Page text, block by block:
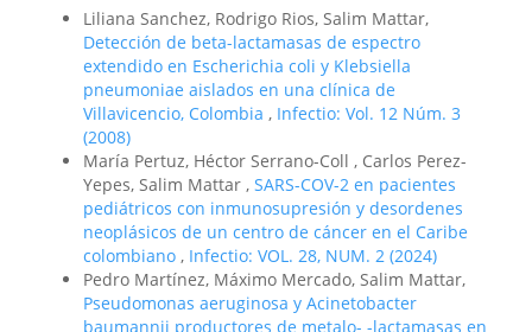
Liliana Sanchez, Rodrigo Rios, Salim Mattar,
Detección de beta-lactamasas de espectro
extendido en Escherichia coli y Klebsiella
pneumoniae aislados en una clínica de
Villavicencio, Colombia , Infectio: Vol. 12 Núm. 3
(2008)
María Pertuz, Héctor Serrano-Coll , Carlos Perez-
Yepes, Salim Mattar , SARS-COV-2 en pacientes
pediátricos con inmunosupresión y desordenes
neoplásicos de un centro de cáncer en el Caribe
colombiano , Infectio: VOL. 28, NUM. 2 (2024)
Pedro Martínez, Máximo Mercado, Salim Mattar,
Pseudomonas aeruginosa y Acinetobacter
baumannii productores de metalo- -lactamasas en